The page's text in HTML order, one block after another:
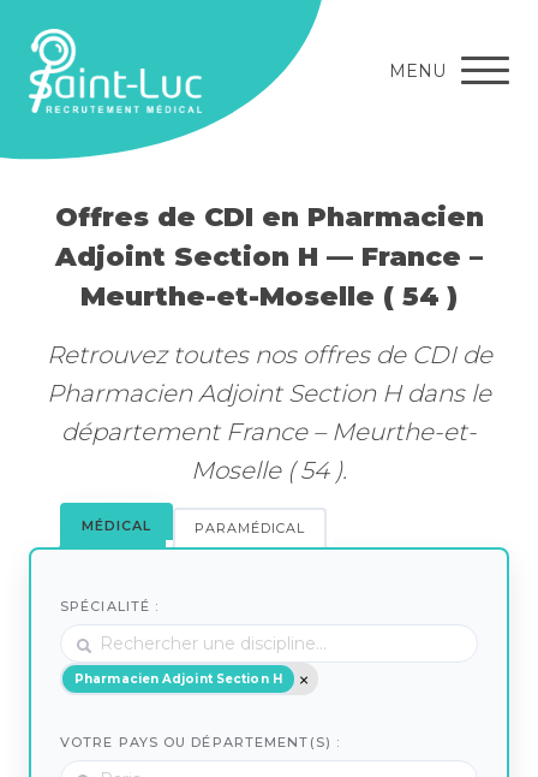
MENU
Offres de CDI en Pharmacien
Adjoint Section H — France –
Meurthe-et-Moselle ( 54 )
Retrouvez toutes nos offres de CDI de
Pharmacien Adjoint Section H dans le
département France – Meurthe-et-
Moselle ( 54 ).
MÉDICAL PARAMÉDICAL
SPÉCIALITÉ :
Pharmacien Adjoint Section H
VOTRE PAYS OU DÉPARTEMENT(S) :